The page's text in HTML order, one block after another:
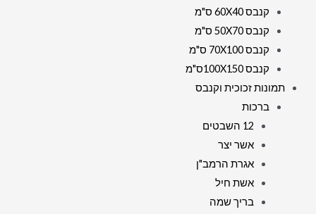
קנבס 60X40 ס"מ
קנבס 50X70 ס"מ
קנבס 70X100 ס"מ
קנבס 100X150ס"מ
תמונות זכוכית וקנבס
ברכות
12 השבטים
אשר יצר
אגרת הרמב"ן
אשת חיל
בריך שמה